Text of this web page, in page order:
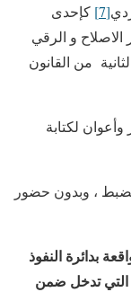
[7]
كإحدى
الاصلاح و الرقي
من القانون
لكتابة
، وبدون حضور
بدائرة النفوذ
التي تدخل ضمن